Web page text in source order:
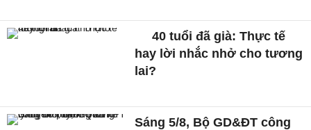
40 tuổi đã già: Thực tế
hay lời nhắc nhở cho tương
lai?
Sáng 5/8, Bộ GD&ĐT công